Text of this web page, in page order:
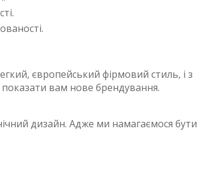
європейський фірмовий стиль, і з
вам нове брендування.
дизайн. Адже ми намагаємося бути